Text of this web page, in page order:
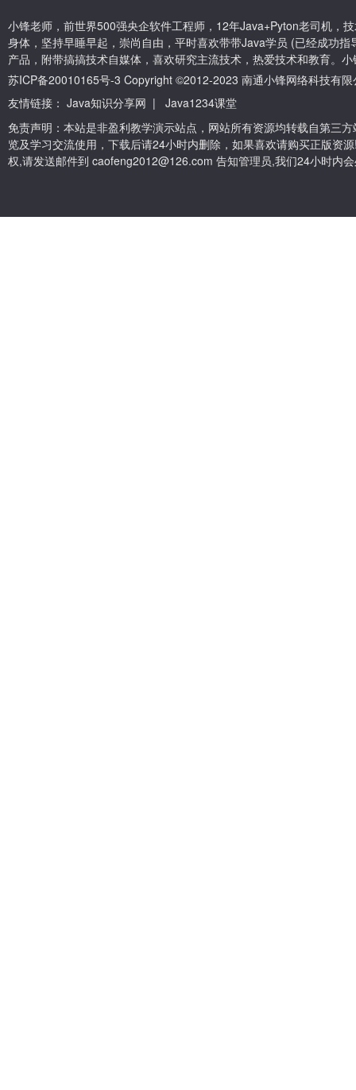
小锋老师，前世界500强央企软件工程师，12年Java+Pyton老司机，
身体，坚持早睡早起，崇尚自由，平时喜欢带带Java学员 (已经成功
产品，附带搞搞技术自媒体，喜欢研究主流技术，热爱技术和教育。
苏ICP备20010165号-3 Copyright ©2012-2023 南通小锋网络科技有限
友情链接： Java知识分享网 |
Java1234课堂
免责声明：本站是非盈利教学演示站点，网站所有资源均转载自第三
览及学习交流使用，下载后请24小时内删除，如果喜欢请购买正版资
权,请发送邮件到 caofeng2012@126.com 告知管理员,我们24小时内